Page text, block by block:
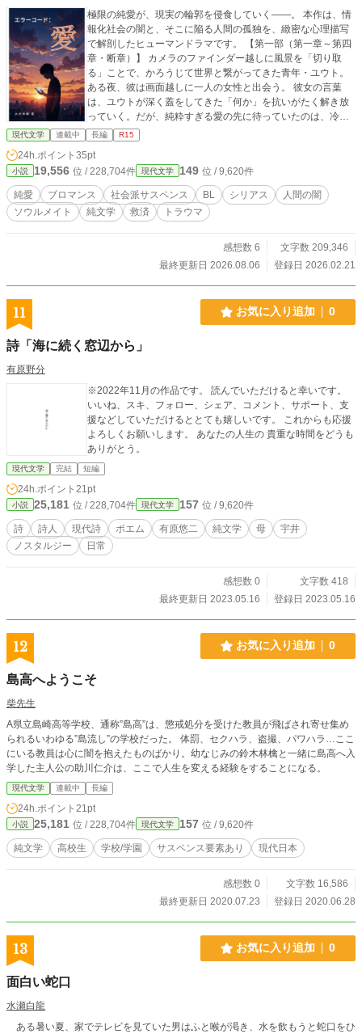
極限の純愛が、現実の輪郭を侵食していく――。 本作は、情
報化社会の闇と、そこに陥る人間の孤独を、緻密な心理描写
で解剖したヒューマンドラマです。 【第一部（第一章～第四
章・断章）】 カメラのファインダー越しに風景を「切り取
る」ことで、かろうじて世界と繋がってきた青年・ユウト。
ある夜、彼は画面越しに一人の女性と出会う。 彼女の言葉
は、ユウトが深く蓋をしてきた「何か」を抗いがたく解き放
っていく。だが、純粋すぎる愛の先に待っていたのは、冷酷
な断崖だった――。 （※舞台となる東京の谷中、日暮里、谷
根千の情景も、独自の文体と併せてお楽しみください） 【第
二部（第5章～）】 視点は突然、「もう一人の人物」へと移
行する。 ユウトとは別の場所で、別の孤独を抱えながら生き
てきた者。交わるはずのなかった二つの魂が、運命に引き寄
せられるように接近していく。 愛の「美しさ」だけでなく、
そこに潜む生々しい「汚泥」と、それでも人を愛し続ける意
の実証作 本作は、著者が構築した独自の物語記述メソッド
「C.C.W.」を用いて執筆されています。文章の構造や視点移
I生成や外部プログラミング等の演算ツールを一切使用せず、
筆者自身の脳内回路のみで構築・稼働する「生身の執筆シス
理・分析・校正補助のためにのみ使用しています。作品の着
おり、創作上の判断および本文執筆はすべて著者本人が行っ
ています。 ※本作はアルファポリス、TALES、カクヨムに重
複掲載しております。 著作権はすべて著者に帰属します。 内
容の無断転載、複製、および生成AIへの学習利用を固く禁じ
ます。 ©2026 Shinsuke Mizui All rights reserved.
現代文学 連載中 長編 R15
24h.ポイント 35pt
小説 19,556 位 / 228,704件 現代文学 149 位 / 9,620件
純愛 ブロマンス 社会派サスペンス BL シリアス
人間の闇
ソウルメイト
純文学 救済 トラウマ
感想数 6
文字数 209,346
最終更新日 2026.08.06
登録日 2026.02.21
11 お気に入り追加 0
詩「海に続く窓辺から」
有原野分
※2022年11月の作品です。 読んでいただけると幸いです。
いいね、スキ、フォロー、シェア、コメント、サポート、支
援などしていただけるととても嬉しいです。 これからも応援
よろしくお願いします。 あなたの人生の 貴重な時間をどうも
ありがとう。
現代文学 完結 短編
24h.ポイント 21pt
小説 25,181 位 / 228,704件 現代文学 157 位 / 9,620件
詩 詩人 現代詩 ポエム 有原悠二 純文学 母
宇井
ノスタルジー
日常
感想数 0
文字数 418
最終更新日 2023.05.16
登録日 2023.05.16
12 お気に入り追加 0
島高へようこそ
柴先生
A県立島崎高等学校、通称”島高”は、懲戒処分を受けた教員が飛ばされ寄せ集め
られるいわゆる”島流し”の学校だった。 体罰、セクハラ、盗撮、パワハラ…ここ
にいる教員は心に闇を抱えたものばかり。幼なじみの鈴木林檎と一緒に島高へ入
学した主人公の助川仁介は、ここで人生を変える経験をすることになる。
現代文学 連載中 長編
24h.ポイント 21pt
小説 25,181 位 / 228,704件 現代文学 157 位 / 9,620件
純文学 高校生 学校/学園 サスペンス要素あり 現代日本
感想数 0
文字数 16,586
最終更新日 2020.07.23
登録日 2020.06.28
13 お気に入り追加 0
面白い蛇口
水瀬白龍
ある暑い夏、家でテレビを見ていた男はふと喉が渇き、水を飲もうと蛇口をひ